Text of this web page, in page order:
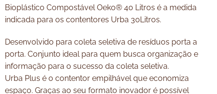
Bioplástico Compostável Oeko® 40 Litros é a medida
indicada para os contentores Urba 30Litros.
Desenvolvido para coleta seletiva de resíduos porta a
porta. Conjunto ideal para quem busca organização e
informação para o sucesso da coleta seletiva.
Urba Plus é o contentor empilhável que economiza
espaço. Graças ao seu formato inovador é possível